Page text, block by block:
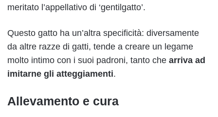
meritato l’appellativo di ‘gentilgatto’.
Questo gatto ha un’altra specificità: diversamente
da altre razze di gatti, tende a creare un legame
molto intimo con i suoi padroni, tanto che arriva ad
imitarne gli atteggiamenti.
Allevamento e cura